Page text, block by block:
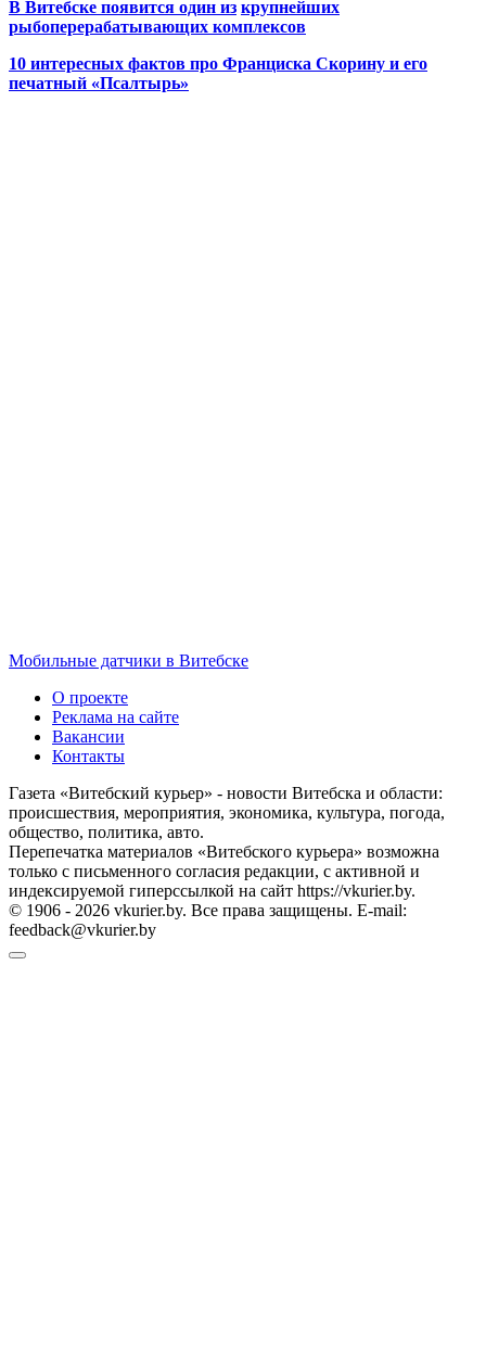
В Витебске появится один из крупнейших
рыбоперерабатывающих комплексов
10 интересных фактов про Франциска Скорину и его
печатный «Псалтырь»
Мобильные датчики в Витебске
О проекте
Реклама на сайте
Вакансии
Контакты
Газета «Витебский курьер» - новости Витебска и области:
происшествия, мероприятия, экономика, культура, погода,
общество, политика, авто.
Перепечатка материалов «Витебского курьера» возможна
только с письменного согласия редакции, с активной и
индексируемой гиперссылкой на сайт https://vkurier.by.
© 1906 - 2026 vkurier.by. Все права защищены. E-mail:
feedback@vkurier.by